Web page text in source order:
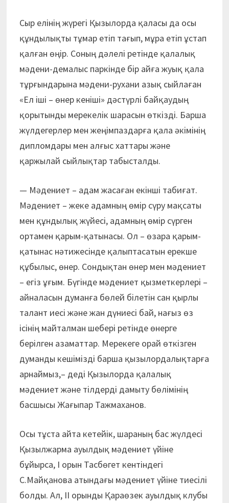
Сыр елінің жүрегі Қызылорда қаласы да осы
құндылықты тұмар етіп тағып, мұра етіп ұстап
қалған өңір. Соның дәлелі ретінде қалалық
мәдени-демалыс паркінде бір айға жуық қала
тұрғындарына мәдени-рухани азық сыйлаған
«Ел іші – өнер кеніші» дәстүрлі байқаудың
қорытынды мерекелік шарасын өткізді. Барша
жүлдегерлер мен жеңімпаздарға қала әкімінің
дипломдары мен алғыс хаттары және
қаржылай сыйлықтар табысталды.
— Мәдениет – адам жасаған екінші табиғат.
Мәдениет – жеке адамның өмір сүру мақсаты
мен құндылық жүйесі, адамның өмір сүрген
ортамен қарым-қатынасы. Ол – өзара қарым-
қатынас нәтижесінде қалыптасатын ерекше
құбылыс, өнер. Сондықтан өнер мен мәдениет
– егіз ұғым. Бүгінде мәдениет қызметкерлері –
айналасын думанға бөлей білетін сан қырлы
талант иесі және жан дүниесі бай, нағыз өз
ісінің майталман шебері ретінде өнерге
берілген азаматтар. Мерекеге орай өткізген
думанды кешімізді барша қызылордалықтарға
арнаймыз,– деді Қызылорда қалалық
мәдениет және тілдерді дамыту бөлімінің
басшысы Жағыпар Тажмаханов.
Осы тұста айта кетейік, шараның бас жүлдесі
Қызылжарма ауылдық мәдениет үйіне
бұйырса, І орын Тасбөгет кентіндегі
С.Майқанова атындағы мәдениет үйіне тиесілі
болды. Ал, ІІ орынды Қараөзек ауылдық клубы